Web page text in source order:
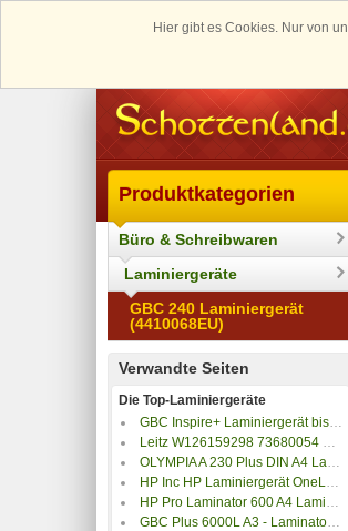
Hier gibt es Cookies. Nur von
Produktkategorien
Büro & Schreibwaren
Laminiergeräte
GBC 240 Laminiergerät
(4410068EU)
Verwandte Seiten
Die Top-Laminiergeräte
GBC Inspire+ Laminiergerät bis DIN A4
Leitz W126159298 73680054 Laminator iLAM Home Office A4 Gree I-LAM Home OFF ~E~
OLYMPIA A 230 Plus DIN A4 Laminiergerät
HP Inc HP Laminiergerät OneLam Combo A3
HP Pro Laminator 600 A4 Laminiergerät
GBC Plus 6000L A3 - Laminator - Heißlaminierer - Beutel